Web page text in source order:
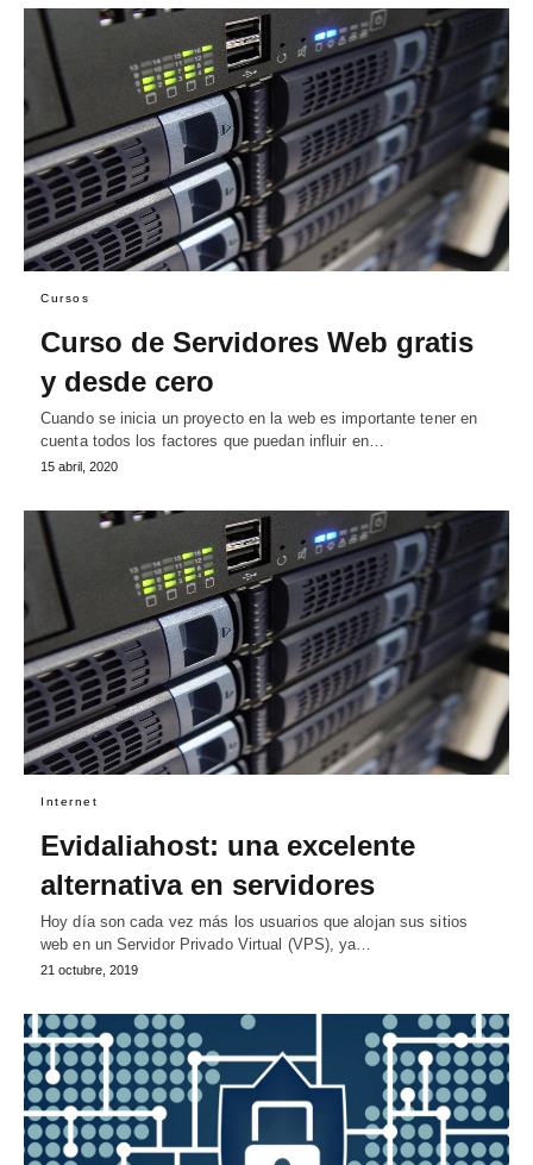
Cursos
Curso de Servidores Web gratis
y desde cero
Cuando se inicia un proyecto en la web es importante tener en
cuenta todos los factores que puedan influir en…
15 abril, 2020
Internet
Evidaliahost: una excelente
alternativa en servidores
Hoy día son cada vez más los usuarios que alojan sus sitios
web en un Servidor Privado Virtual (VPS), ya…
21 octubre, 2019